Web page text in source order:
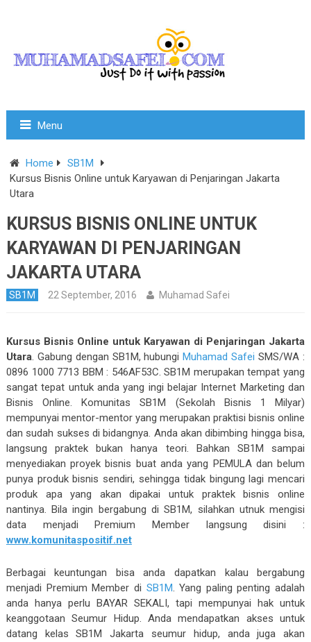
Menu
Home
SB1M
Kursus Bisnis Online untuk Karyawan di Penjaringan Jakarta
Utara
KURSUS BISNIS ONLINE UNTUK
KARYAWAN DI PENJARINGAN
JAKARTA UTARA
SB1M 22 September, 2016 Muhamad Safei
Kursus Bisnis Online untuk Karyawan di Penjaringan Jakarta
Utara. Gabung dengan SB1M, hubungiMuhamad Safei SMS/WA :
0896 1000 7713 BBM : 546AF53C. SB1M merupakan tempat yang
sangat tepat untuk anda yang ingi belajar Internet Marketing dan
Bisnis Online. Komunitas SB1M (Sekolah Bisnis 1 Milyar)
mempunyai mentor-mentor yang merupakan praktisi bisnis online
dan sudah sukses di bidangnya. Anda akan dibimbing hingga bisa,
langsung praktek bukan hanya teori. Bahkan SB1M sampai
menyediakan proyek bisnis buat anda yang PEMULA dan belum
punya produk bisnis sendiri, sehingga tidak bingung lagi mencari
produk apa yang akan dipakai untuk praktek bisnis online
nantinya. Bila ingin bergabung di SB1M, silahkan utnuk mengisi
data menjadi Premium Member langsung disini :
www.komunitaspositif.net
Berbagai keuntungan bisa anda dapatkan kalau bergabung
menjadi Premium Member di SB1M. Yang paling penting adalah
anda hanya perlu BAYAR SEKALI, tapi mempunyai hak untuk
keanggotaan Seumur Hidup. Anda mendapatkan akses untuk
datang kelas SB1M Jakarta seumur hidup, anda juga akan